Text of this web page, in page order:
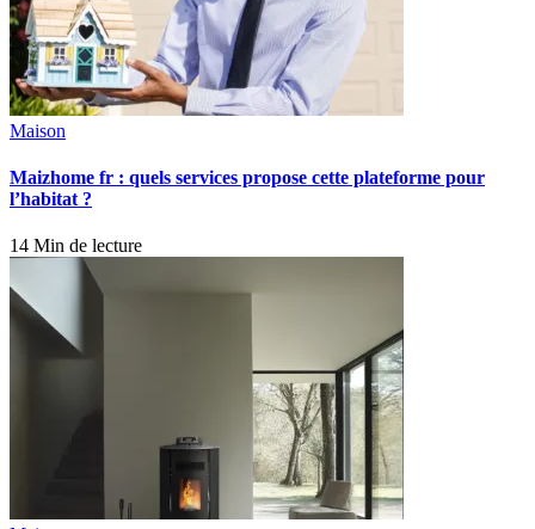
Maison
Maizhome fr : quels services propose cette plateforme pour
l’habitat ?
14 Min de lecture